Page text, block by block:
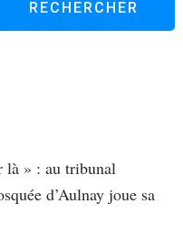
RECHERCHER
là » : au tribunal
d’Aulnay joue sa